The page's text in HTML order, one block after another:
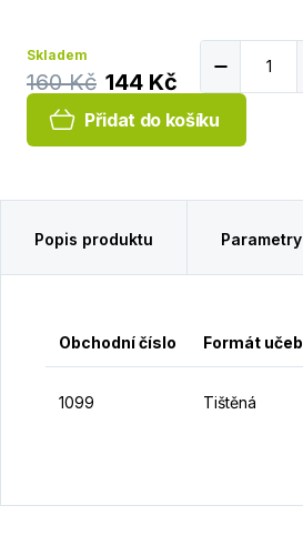
Skladem
160 Kč 144 Kč
Přidat do košíku
Popis produktu Parametry
Obchodní číslo Formát
1099 Tištěná